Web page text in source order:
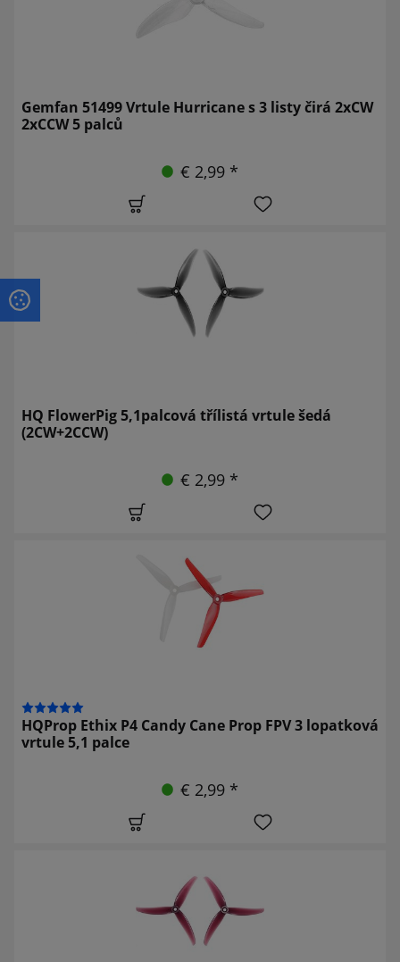
Gemfan 51499 Vrtule Hurricane s 3 listy čirá 2xCW
2xCCW 5 palců
€ 2,99 *
HQ FlowerPig 5,1palcová třílistá vrtule šedá
(2CW+2CCW)
€ 2,99 *
HQProp Ethix P4 Candy Cane Prop FPV 3 lopatková
vrtule 5,1 palce
€ 2,99 *